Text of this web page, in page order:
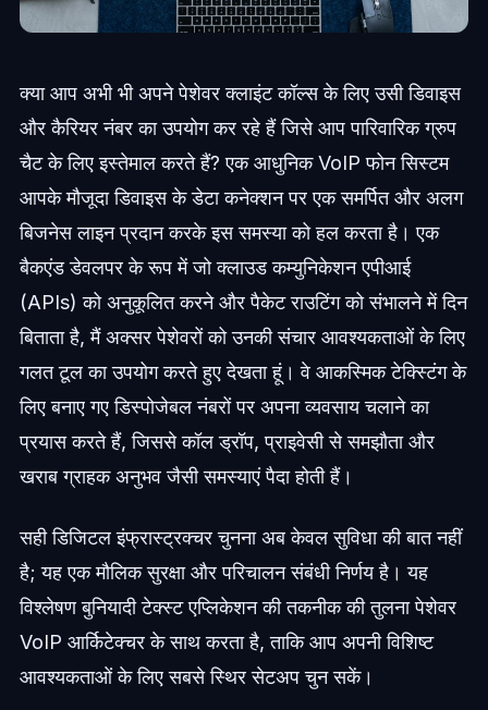
क्या आप अभी भी अपने पेशेवर क्लाइंट कॉल्स के लिए उसी डिवाइस
और कैरियर नंबर का उपयोग कर रहे हैं जिसे आप पारिवारिक ग्रुप
चैट के लिए इस्तेमाल करते हैं? एक आधुनिक VoIP फोन सिस्टम
आपके मौजूदा डिवाइस के डेटा कनेक्शन पर एक समर्पित और अलग
बिजनेस लाइन प्रदान करके इस समस्या को हल करता है। एक
बैकएंड डेवलपर के रूप में जो क्लाउड कम्युनिकेशन एपीआई
(APIs) को अनुकूलित करने और पैकेट राउटिंग को संभालने में दिन
बिताता है, मैं अक्सर पेशेवरों को उनकी संचार आवश्यकताओं के लिए
गलत टूल का उपयोग करते हुए देखता हूं। वे आकस्मिक टेक्स्टिंग के
लिए बनाए गए डिस्पोजेबल नंबरों पर अपना व्यवसाय चलाने का
प्रयास करते हैं, जिससे कॉल ड्रॉप, प्राइवेसी से समझौता और
खराब ग्राहक अनुभव जैसी समस्याएं पैदा होती हैं।
सही डिजिटल इंफ्रास्ट्रक्चर चुनना अब केवल सुविधा की बात नहीं
है; यह एक मौलिक सुरक्षा और परिचालन संबंधी निर्णय है। यह
विश्लेषण बुनियादी टेक्स्ट एप्लिकेशन की तकनीक की तुलना पेशेवर
VoIP आर्किटेक्चर के साथ करता है, ताकि आप अपनी विशिष्ट
आवश्यकताओं के लिए सबसे स्थिर सेटअप चुन सकें।